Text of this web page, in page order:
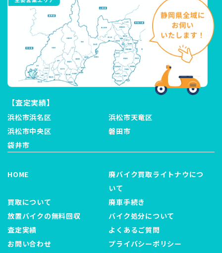
【査定実績】
浜松市浜名区
浜松市天竜区
浜松市中央区
磐田市
袋井市
HOME
廃バイク買取ライトナウにつ
いて
買取について
廃車手続き
放置バイクの無料回収
バイク処分について
査定実績
よくあるご質問
お問い合わせ
プライバシーポリシー